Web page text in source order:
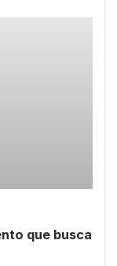
que busca